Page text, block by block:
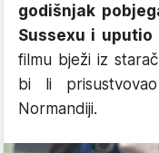
godišnjak
Sussexu i uputio
filmu bježi iz
bi li
Normandiji.